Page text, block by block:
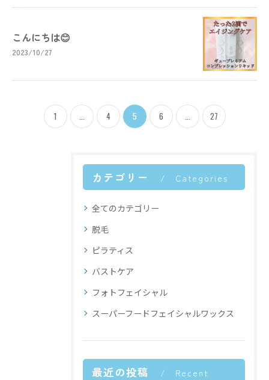
こんにちは😊
2023/10/27
1 ... 4 5 6 ... 27
カテゴリー Categories
全てのカテゴリー
脱毛
ピラティス
バストケア
フォトフェイシャル
スーパーフードフェイシャルワックス
最近の投稿
Recent